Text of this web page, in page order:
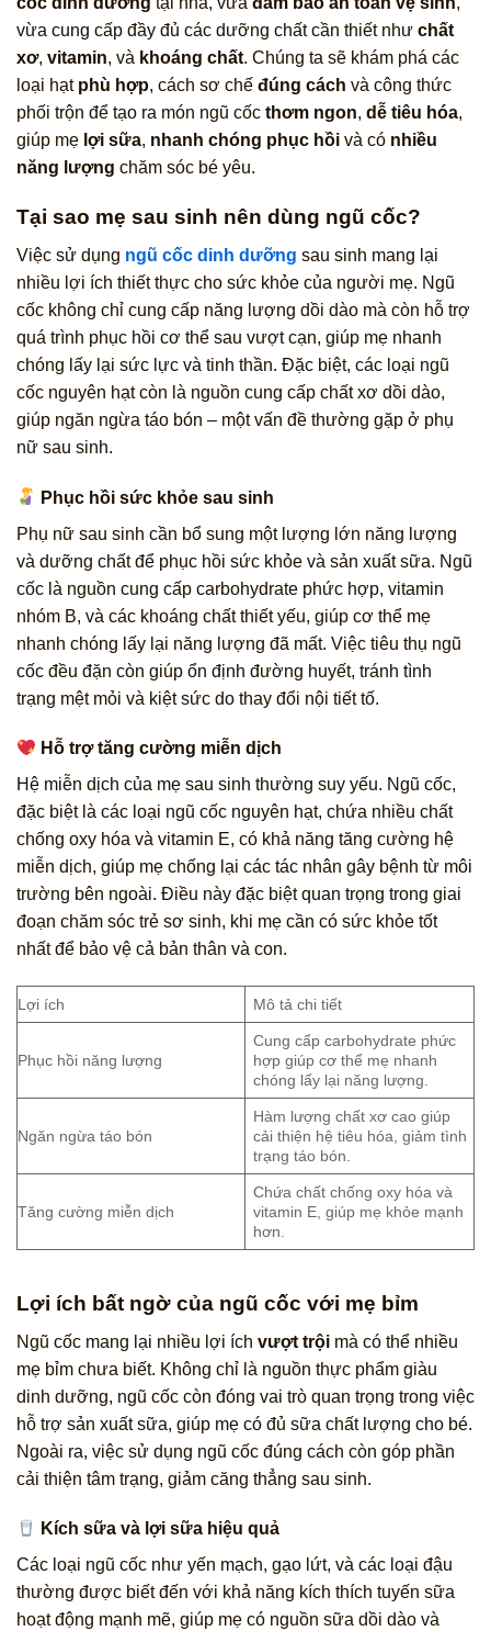
vừa cung cấp đầy đủ các dưỡng chất cần thiết như chất
xơ, vitamin, và khoáng chất. Chúng ta sẽ khám phá các
loại hạt phù hợp, cách sơ chế đúng cách và công thức
phối trộn để tạo ra món ngũ cốc thơm ngon, dễ tiêu hóa,
giúp mẹ lợi sữa, nhanh chóng phục hồi và có nhiều
năng lượng chăm sóc bé yêu.
Tại sao mẹ sau sinh nên dùng ngũ cốc?
Việc sử dụng ngũ cốc dinh dưỡng sau sinh mang lại
nhiều lợi ích thiết thực cho sức khỏe của người mẹ. Ngũ
cốc không chỉ cung cấp năng lượng dồi dào mà còn hỗ trợ
quá trình phục hồi cơ thể sau vượt cạn, giúp mẹ nhanh
chóng lấy lại sức lực và tinh thần. Đặc biệt, các loại ngũ
cốc nguyên hạt còn là nguồn cung cấp chất xơ dồi dào,
giúp ngăn ngừa táo bón – một vấn đề thường gặp ở phụ
nữ sau sinh.
Phục hồi sức khỏe sau sinh
Phụ nữ sau sinh cần bổ sung một lượng lớn năng lượng
và dưỡng chất để phục hồi sức khỏe và sản xuất sữa. Ngũ
cốc là nguồn cung cấp carbohydrate phức hợp, vitamin
nhóm B, và các khoáng chất thiết yếu, giúp cơ thể mẹ
nhanh chóng lấy lại năng lượng đã mất. Việc tiêu thụ ngũ
cốc đều đặn còn giúp ổn định đường huyết, tránh tình
trạng mệt mỏi và kiệt sức do thay đổi nội tiết tố.
Hỗ trợ tăng cường miễn dịch
Hệ miễn dịch của mẹ sau sinh thường suy yếu. Ngũ cốc,
đặc biệt là các loại ngũ cốc nguyên hạt, chứa nhiều chất
chống oxy hóa và vitamin E, có khả năng tăng cường hệ
miễn dịch, giúp mẹ chống lại các tác nhân gây bệnh từ môi
trường bên ngoài. Điều này đặc biệt quan trọng trong giai
đoạn chăm sóc trẻ sơ sinh, khi mẹ cần có sức khỏe tốt
nhất để bảo vệ cả bản thân và con.
Lợi ích Mô tả chi tiết
Phục hồi năng lượng
Cung cấp carbohydrate phức
hợp giúp cơ thể mẹ nhanh
chóng lấy lại năng lượng.
Ngăn ngừa táo bón
Hàm lượng chất xơ cao giúp
cải thiện hệ tiêu hóa, giảm tình
trạng táo bón.
Tăng cường miễn dịch
Chứa chất chống oxy hóa và
vitamin E, giúp mẹ khỏe mạnh
hơn.
Lợi ích bất ngờ của ngũ cốc với mẹ bỉm
Ngũ cốc mang lại nhiều lợi ích vượt trội mà có thể nhiều
mẹ bỉm chưa biết. Không chỉ là nguồn thực phẩm giàu
dinh dưỡng, ngũ cốc còn đóng vai trò quan trọng trong việc
hỗ trợ sản xuất sữa, giúp mẹ có đủ sữa chất lượng cho bé.
Ngoài ra, việc sử dụng ngũ cốc đúng cách còn góp phần
cải thiện tâm trạng, giảm căng thẳng sau sinh.
Kích sữa và lợi sữa hiệu quả
Các loại ngũ cốc như yến mạch, gạo lứt, và các loại đậu
thường được biết đến với khả năng kích thích tuyến sữa
hoạt động mạnh mẽ, giúp mẹ có nguồn sữa dồi dào và